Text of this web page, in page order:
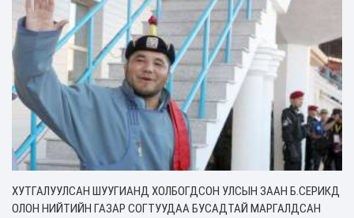
ХУТГАЛУУЛСАН ШУУГИАНД ХОЛБОГДСОН УЛСЫН ЗААН Б.СЕРИКД
ОЛОН НИЙТИЙН ГАЗАР СОГТУУДАА БУСАДТАЙ МАРГАЛДСАН